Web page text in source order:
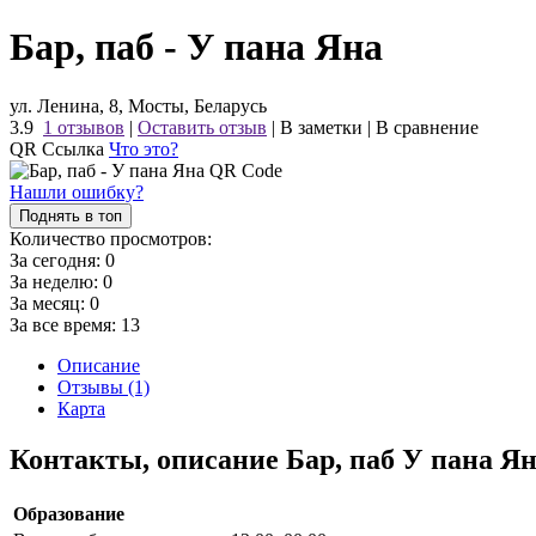
Бар, паб - У пана Яна
ул. Ленина, 8, Мосты, Беларусь
3.9 1 отзывов | Оставить отзыв | В заметки | В сравнение
QR Ссылка Что это?
Нашли ошибку?
Поднять в топ
Количество просмотров:
За сегодня: 0
За неделю: 0
За месяц: 0
За все время: 13
Описание
Отзывы (1)
Карта
Контакты, описание Бар, паб У пана
Образование